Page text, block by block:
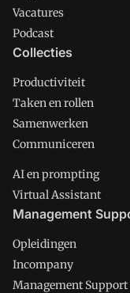
Vacatures
Podcast
Collecties
Productiviteit
Taken en rollen
Samenwerken
Communiceren
AI en prompting
Virtual Assistant
Management
Opleidingen
Incompany
Management Support